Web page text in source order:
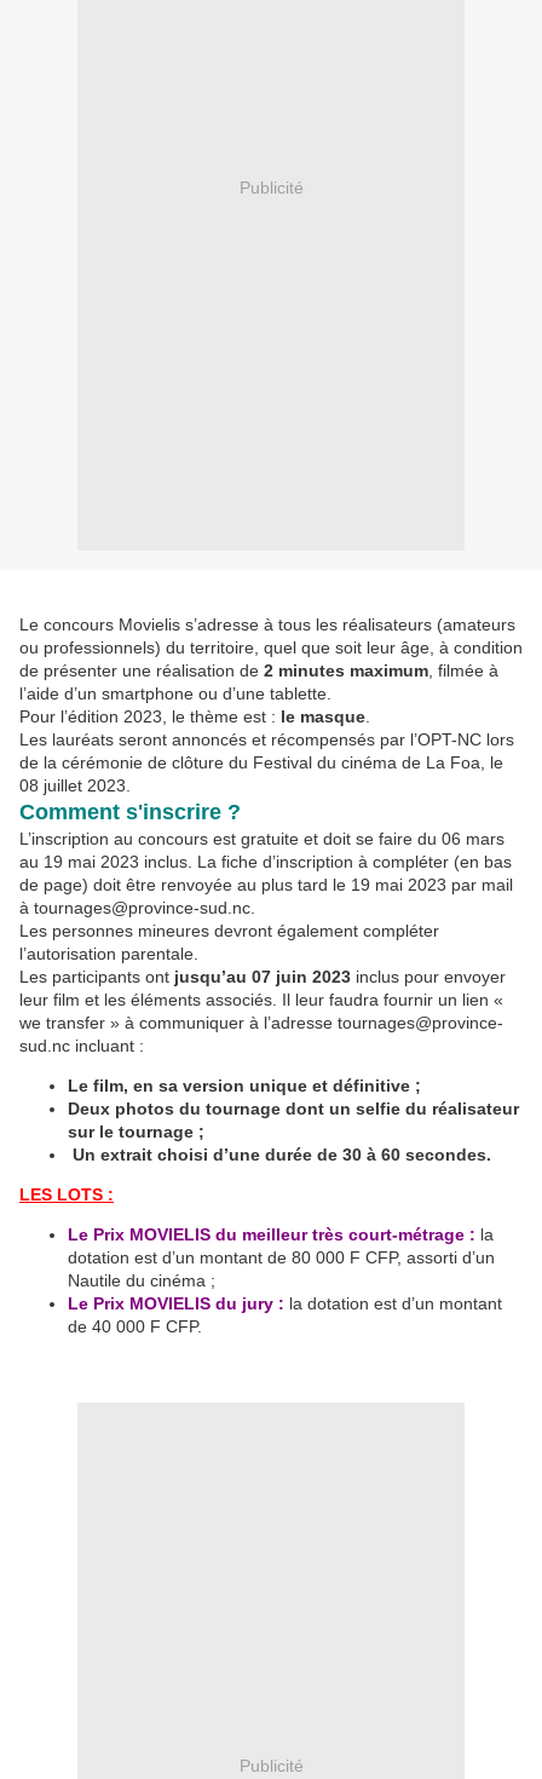
Publicité
Le concours Movielis s’adresse à tous les réalisateurs (amateurs
ou professionnels) du territoire, quel que soit leur âge, à condition
de présenter une réalisation de 2 minutes maximum , filmée à
l’aide d’un smartphone ou d’une tablette.
Pour l’édition 2023, le thème est : le masque
Les lauréats seront annoncés et récompensés par l’OPT-NC lors
de la cérémonie de clôture du Festival du cinéma de La Foa, le
08 juillet 2023.
Comment s'inscrire ?
L’inscription au concours est gratuite et doit se faire du 06 mars
au 19 mai 2023 inclus. La fiche d’inscription à compléter (en bas
de page) doit être renvoyée au plus tard le 19 mai 2023 par mail
à tournages@province-sud.nc.
Les personnes mineures devront également compléter
l’autorisation parentale.
Les participants ont jusqu’au 07 juin 2023 inclus pour envoyer
leur film et les éléments associés. Il leur faudra fournir un lien «
we transfer » à communiquer à l’adresse tournages@province-
sud.nc incluant :
Le film, en sa version unique et définitive ;
Deux photos du tournage dont un selfie du réalisateur
sur le tournage ;
Un extrait choisi d’une durée de 30 à 60 secondes.
LES LOTS :
Le Prix MOVIELIS du meilleur très court-métrage : la
dotation est d’un montant de 80 000 F CFP, assorti d’un
Nautile du cinéma ;
Le Prix MOVIELIS du jury : la dotation est d’un montant
de 40 000 F CFP.
Publicité